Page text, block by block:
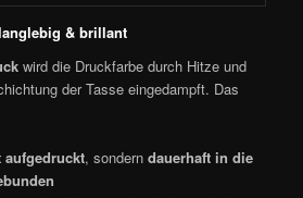
& brillant
wird die Druckfarbe durch Hitze und
der Tasse eingedampft. Das
aufgedruckt, sondern dauerhaft in die